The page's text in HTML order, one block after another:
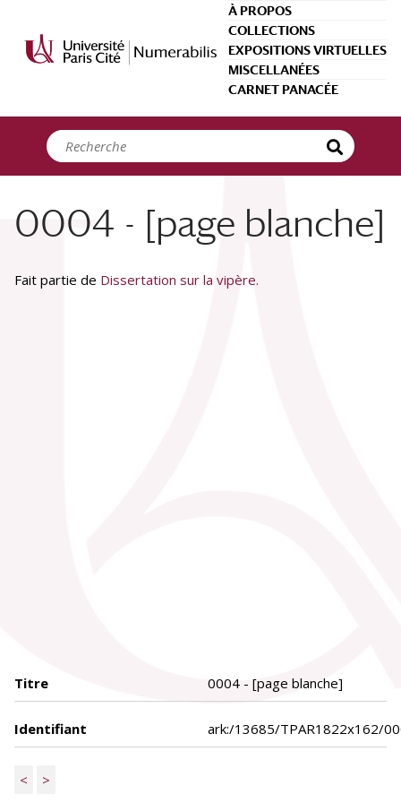
À PROPOS
COLLECTIONS
EXPOSITIONS VIRTUELLES
MISCELLANÉES
CARNET PANACÉE
0004 - [page blanche]
Fait partie de Dissertation sur la vipère.
Titre 0004 - [page blanche]
Identifiant ark:/13685/TPAR1822x162/
< >